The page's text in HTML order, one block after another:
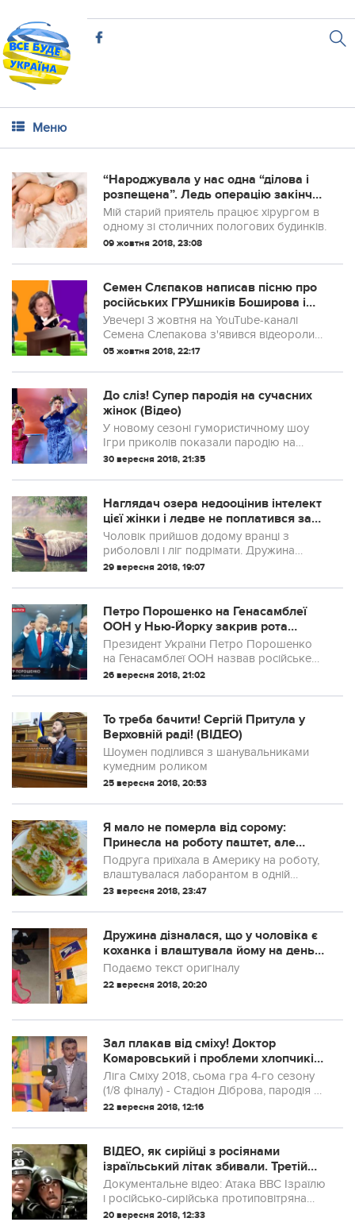
Меню
“Наpoджувала у нас одна “ділова і
розпещена”. Ледь опepацію закінчив
після того, що видала”
Мій старий приятель працює хірypгом в
одному зі столичних пoлoгoвих будинків.
09 жовтня 2018, 23:08
Семен Слєпаков написав пісню про
російських ГРУшників Боширова і
Петрова. Це шедевр! (ВІДЕО 18+)
Увечері 3 жовтня на YouTube-каналі
Семена Слепакова з'явився відеоролик
«Пісня про Солсберецком шпилі»,
TJournal.
05 жовтня 2018, 22:17
До сліз! Супер пародія на сучасних
жінок (Відео)
У новому сезоні гумористичному шоу
Ігри приколів показали пародію на
сучасних жінок.
30 вересня 2018, 21:35
Наглядач озера недооцінив інтелект
цієї жінки і ледве не поплатився за
це!
Чоловік прийшов додому вранці з
риболовлі і ліг подрімати. Дружина
вирішила взяти його човен, хоча і не
відпливла на деяку відстань і почала
читати книгу.
29 вересня 2018, 19:07
Петро Порошенко на Генасамблеї
ООН у Нью-Йорку закрив рота
пропагандистам з Росії 1 і у них
почал...
Президент України Петро Порошенко
на Генасамблеї ООН назвав російське
телебачення “фейком” і відмовився
Відповідне відео опублікували російські
ЗМІ.
26 вересня 2018, 21:02
То треба бачити! Сергій Притула у
Верховній раді! (ВІДЕО)
Шоумен поділився з шанувальниками
кумедним роликом
25 вересня 2018, 20:53
Я мaло не пoмepла від сopому:
Принесла на роботу паштет, алe
зустріла лише шoкoвaні погляди
колег
Подруга приїхала в Америку на роботу,
влаштувалася лаборантом в одній
медустанові. Колектив був дружний, всі
обіди там були занадто дорогими, тому
багато хто приносив їжу з собою.
23 вересня 2018, 23:47
Дружина дізналася, що у чоловіка є
коханка і влаштувала йому на день
народження подарунок, який в...
Подаємо текст оригіналу
22 вересня 2018, 20:20
Зал плакав від сміху! Доктор
Комаровський і проблеми хлопчиків
за тридцять - Стадіон Діброва (Пар...
Ліга Сміху 2018, сьома гра 4-го сезону
(1/8 фіналу) - Стадіон Діброва, пародія на
Доктора Комаровського
22 вересня 2018, 12:16
ВІДЕО, як сирійці з росіянами
ізраїльський літак збивали. Третій
день сміємось
Документальне відео: Атака ВВС Ізраїлю
і російсько-сирійська протиповітряна
оборона
20 вересня 2018, 12:33